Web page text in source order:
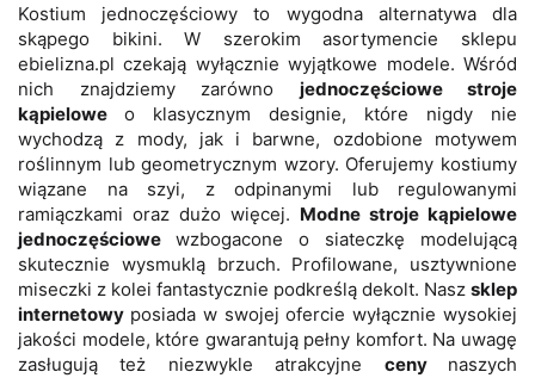
Kostium jednoczęściowy to wygodna alternatywa dla
skąpego bikini. W szerokim asortymencie sklepu
ebielizna.pl czekają wyłącznie wyjątkowe modele. Wśród
nich znajdziemy zarówno jednoczęściowe stroje
kąpielowe o klasycznym designie, które nigdy nie
wychodzą z mody, jak i barwne, ozdobione motywem
roślinnym lub geometrycznym wzory. Oferujemy kostiumy
wiązane na szyi, z odpinanymi lub regulowanymi
ramiączkami oraz dużo więcej. Modne stroje kąpielowe
jednoczęściowe wzbogacone o siateczkę modelującą
skutecznie wysmuklą brzuch. Profilowane, usztywnione
miseczki z kolei fantastycznie podkreślą dekolt. Nasz sklep
internetowy posiada w swojej ofercie wyłącznie wysokiej
jakości modele, które gwarantują pełny komfort. Na uwagę
zasługują też niezwykle atrakcyjne ceny naszych